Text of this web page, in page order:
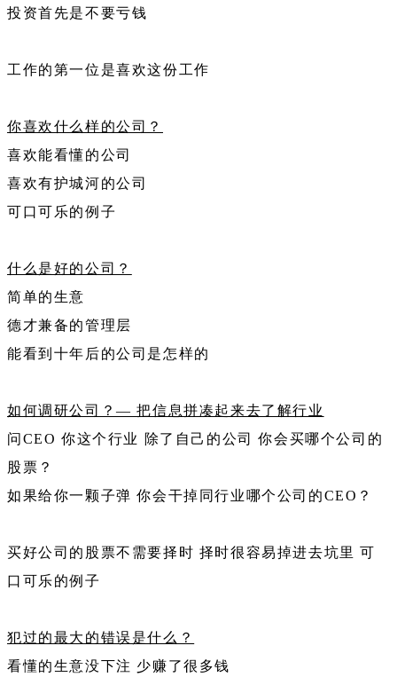
投资首先是不要亏钱
工作的第一位是喜欢这份工作
你喜欢什么样的公司？
喜欢能看懂的公司
喜欢有护城河的公司
可口可乐的例子
什么是好的公司？
简单的生意
德才兼备的管理层
能看到十年后的公司是怎样的
如何调研公司？— 把信息拼凑起来去了解行业
问CEO 你这个行业 除了自己的公司 你会买哪个公司的
股票？
如果给你一颗子弹 你会干掉同行业哪个公司的CEO？
买好公司的股票不需要择时 择时很容易掉进去坑里 可
口可乐的例子
犯过的最大的错误是什么？
看懂的生意没下注 少赚了很多钱